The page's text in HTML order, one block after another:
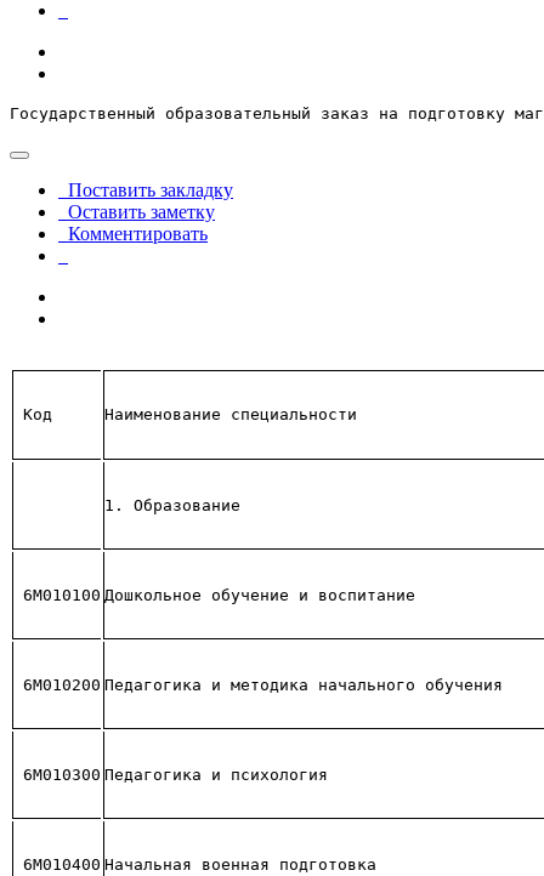
Государственный образовательный заказ на подготовку
Поставить закладку
Оставить заметку
Комментировать
Код Наименование специальности
1. Образование
6М010100 Дошкольное обучение и воспитание
6М010200 Педагогика и методика начального обучения
6М010300 Педагогика и психология
6М010400 Начальная военная подготовка